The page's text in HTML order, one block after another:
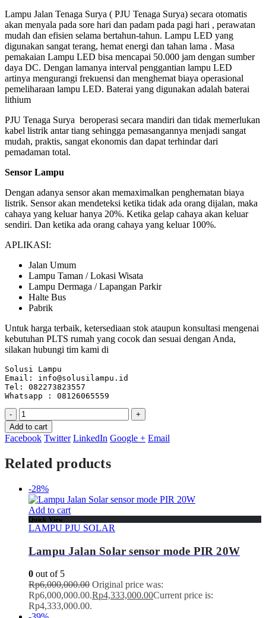
Lampu Jalan Tenaga Surya ( PJU Tenaga Surya) secara otomatis
akan menyala pada sore hari dan padam pada pagi hari , perawatan
mudah dan efisien selama bertahun-tahun. Lampu LED yang
digunakan sangat terang, hemat energi dan tahan lama . Masa
pemakaian Lampu LED bisa mencapai 50.000 jam dengan sumber
daya DC. Dengan lamanya interval penggantian lampu LED
artinya mengurangi frekuensi dan menghemat biaya operasional
pemeliharaan lampu LED. Baterai yang digunakan adalah baterai
lithium
PJU Tenaga Surya beroperasi secara mandiri dan tidak memerlukan
kabel listrik antar tiang sehingga pemasangannya menjadi sangat
mudah, praktis, sangat ekonomis dan dapat terhindar dari
pemadaman total.
Sensor Lampu
Dengan adanya sensor akan memaximalkan penghematan biaya
listrik. Sensor akan mendeteksi ketika tidak ada orang dijalan, maka
cahaya yang keluar hanya 20%. Ketika gelap cahaya akan keluar
sendiri. Dan ketika ada orang cahaya yang keluar 100%.
APLIKASI:
Jalan Umum
Lampu Taman / Lokasi Wisata
Lampu Dermaga / Lapangan Parkir
Halte Bus
Pabrik
Untuk harga terbaik, ketersediaan stok ataupun konsultasi mengenai
kebutuhan PLTS rumah yang cocok dan sesuai dengan Anda,
silakan hubungi tim kami di
Solusi Lampu
Email: info@solusilampu.id
Tel: 082273823557
-
+
Add to cart
Facebook Twitter LinkedIn Google + Email
Related products
-28%
Add to cart
Quick View
LAMPU PJU SOLAR
Lampu Jalan Solar sensor mode PIR 20W
0 out of 5
Rp6,000,000.00 Original price was:
Rp6,000,000.00.Rp4,333,000.00Current price is:
Rp4,333,000.00.